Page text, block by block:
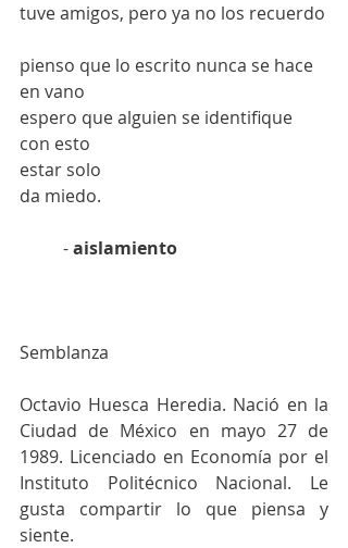
tuve amigos, pero ya no los recuerdo
pienso que lo escrito nunca se hace
en vano
espero que alguien se identifique
con esto
estar solo
da miedo.
	-
aislamiento
Semblanza
Octavio Huesca Heredia. Nació en la
Ciudad de México en mayo 27 de
1989. Licenciado en Economía por el
Instituto Politécnico Nacional. Le
gusta compartir lo que piensa y
siente.